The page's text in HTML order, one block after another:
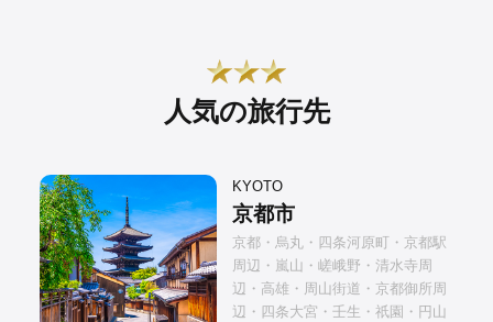
人気の旅行先
KYOTO
京都市
京都・烏丸・四条河原町・京都駅
周辺・嵐山・嵯峨野・清水寺周
辺・高雄・周山街道・京都御所周
辺・四条大宮・壬生・祇園・円山